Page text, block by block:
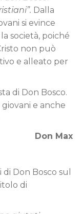
Dalla
si evince
società, poiché
non può
e alleato per
di Don Bosco.
e anche
Don Max
Don Bosco sul
di